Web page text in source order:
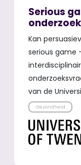
Serious
Kan
serious game
van de
Gezondheid